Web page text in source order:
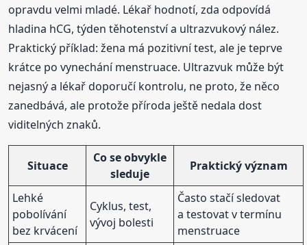
opravdu velmi mladé. Lékař hodnotí, zda odpovídá
hladina hCG, týden těhotenství a ultrazvukový nález.
Praktický příklad: žena má pozitivní test, ale je teprve
krátce po vynechání menstruace. Ultrazvuk může být
nejasný a lékař doporučí kontrolu, ne proto, že něco
zanedbává, ale protože příroda ještě nedala dost
viditelných znaků.
Situace
Co se obvykle
sleduje
Praktický význam
Lehké
pobolívání
bez krvácení
Cyklus, test,
vývoj bolesti
Často stačí sledovat
a testovat v termínu
menstruace